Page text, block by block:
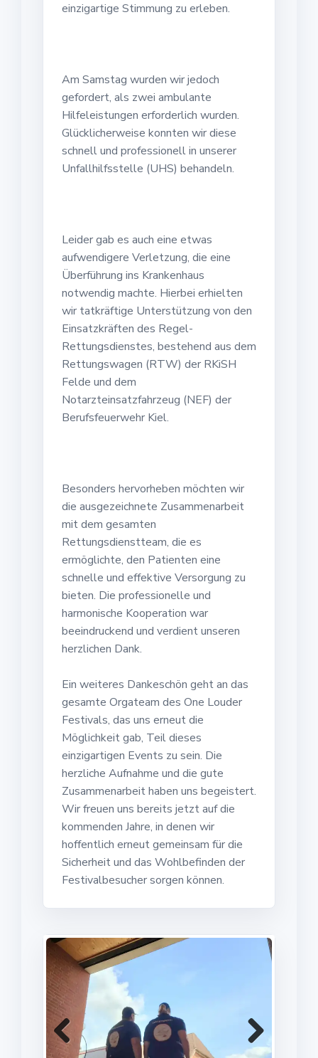
einzigartige Stimmung zu erleben.
Am Samstag wurden wir jedoch
gefordert, als zwei ambulante
Hilfeleistungen erforderlich wurden.
Glücklicherweise konnten wir diese
schnell und professionell in unserer
Unfallhilfsstelle (UHS) behandeln.
Leider gab es auch eine etwas
aufwendigere Verletzung, die eine
Überführung ins Krankenhaus
notwendig machte. Hierbei erhielten
wir tatkräftige Unterstützung von den
Einsatzkräften des Regel-
Rettungsdienstes, bestehend aus dem
Rettungswagen (RTW) der RKiSH
Felde und dem
Notarzteinsatzfahrzeug (NEF) der
Berufsfeuerwehr Kiel.
Besonders hervorheben möchten wir
die ausgezeichnete Zusammenarbeit
mit dem gesamten
Rettungsdienstteam, die es
ermöglichte, den Patienten eine
schnelle und effektive Versorgung zu
bieten. Die professionelle und
harmonische Kooperation war
beeindruckend und verdient unseren
herzlichen Dank.
Ein weiteres Dankeschön geht an das
gesamte Orgateam des One Louder
Festivals, das uns erneut die
Möglichkeit gab, Teil dieses
einzigartigen Events zu sein. Die
herzliche Aufnahme und die gute
Zusammenarbeit haben uns begeistert.
Wir freuen uns bereits jetzt auf die
kommenden Jahre, in denen wir
hoffentlich erneut gemeinsam für die
Sicherheit und das Wohlbefinden der
Festivalbesucher sorgen können.